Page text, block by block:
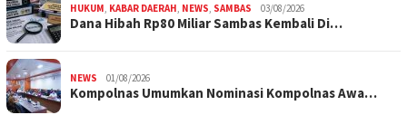
HUKUM, KABAR DAERAH, NEWS, SAMBAS 03/08/2026
Dana Hibah Rp80 Miliar Sambas Kembali Di…
NEWS 01/08/2026
Kompolnas Umumkan Nominasi Kompolnas Awa…